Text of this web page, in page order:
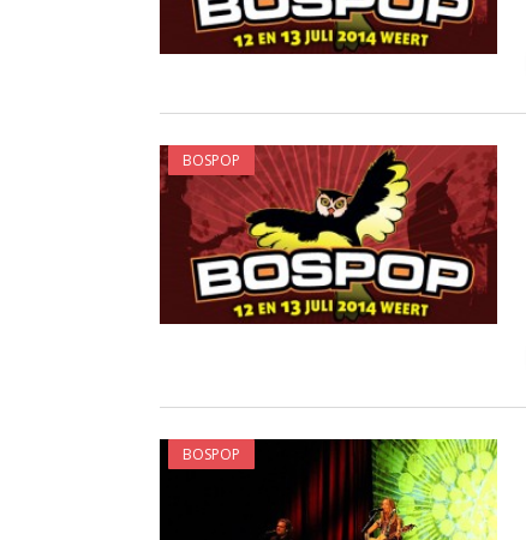
BOSPOP
BOSPOP